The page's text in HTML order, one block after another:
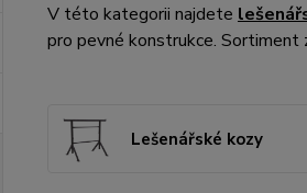
V této kategorii najdete
pro pevné konstrukce. Sortiment
Lešenářské kozy